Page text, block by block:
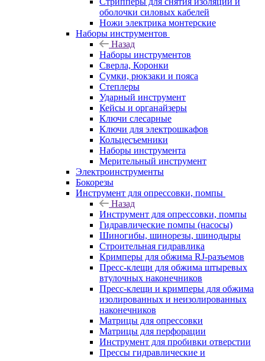
оболочки силовых кабелей
Ножи электрика монтерские
Наборы инструментов
Назад
Наборы инструментов
Сверла, Коронки
Сумки, рюкзаки и пояса
Степлеры
Ударный инструмент
Кейсы и органайзеры
Ключи слесарные
Ключи для электрошкафов
Кольцесъемники
Наборы инструмента
Мерительный инструмент
Электроинструменты
Бокорезы
Инструмент для опрессовки, помпы
Назад
Инструмент для опрессовки, помпы
Гидравлические помпы (насосы)
Шиногибы, шинорезы, шинодыры
Строительная гидравлика
Кримперы для обжима RJ-разъемов
Пресс-клещи для обжима штыревых
втулочных наконечников
Пресс-клещи и кримперы для обжима
изолированных и неизолированных
наконечников
Матрицы для опрессовки
Матрицы для перфорации
Инструмент для пробивки отверстии
Прессы гидравлические и